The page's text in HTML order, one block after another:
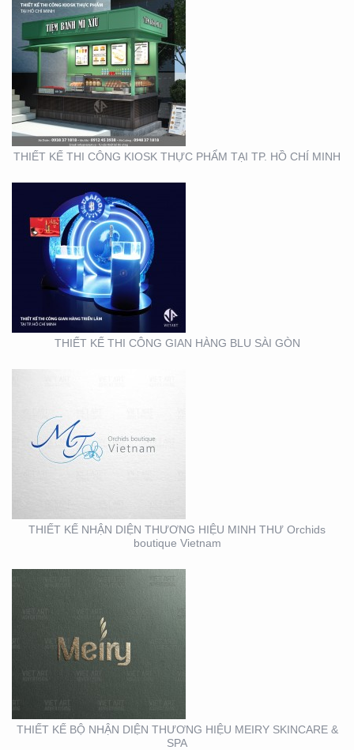
THIẾT KẾ THI CÔNG KIOSK THỰC PHẨM TẠI TP. HỒ CHÍ MINH
THIẾT KẾ THI CÔNG
GIAN HÀNG BLU SÀI
GÒN
THIẾT KẾ THI CÔNG GIAN HÀNG BLU SÀI GÒN
THIẾT KẾ NHẬN DIỆN
THƯƠNG HIỆU MINH
THƯ ORCHIDS
BOUTIQUE VIETNAM
THIẾT KẾ NHẬN DIỆN THƯƠNG HIỆU MINH THƯ Orchids
boutique Vietnam
THIẾT KẾ BỘ NHẬN
DIỆN THƯƠNG HIỆU
THIẾT KẾ BỘ NHẬN DIỆN THƯƠNG HIỆU MEIRY SKINCARE &
SPA
THIẾT KẾ THI CÔNG
MẶT DỰNG TẠI BÌNH
DƯƠNG – CỦA HÀNG